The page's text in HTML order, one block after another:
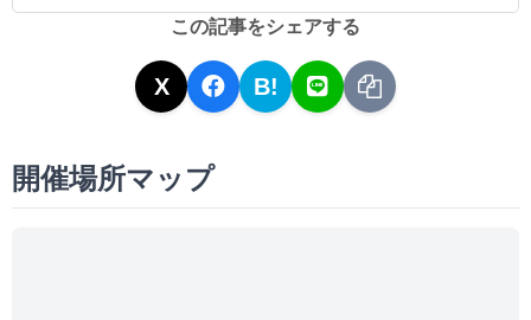
この記事をシェアする
X B!
開催場所マップ